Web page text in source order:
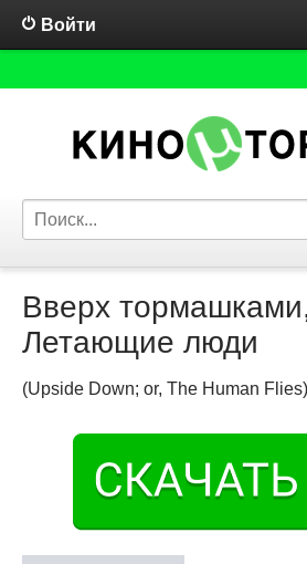
Войти
Вверх
Летающие люди
(Upside Down; or, The Human Flies)